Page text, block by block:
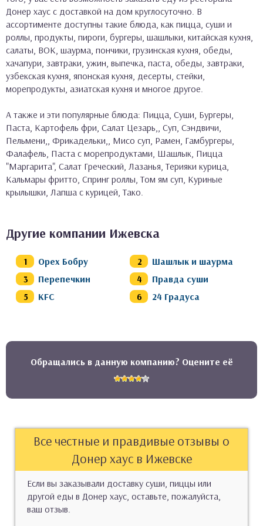
Донер хаус с доставкой на дом круглосуточно. В
ассортименте доступны такие блюда, как пицца, суши и
роллы, продукты, пироги, бургеры, шашлыки, китайская кухня,
салаты, ВОК, шаурма, пончики, грузинская кухня, обеды,
хачапури, завтраки, ужин, выпечка, паста, обеды, завтраки,
узбекская кухня, японская кухня, десерты, стейки,
морепродукты, азиатская кухня и многое другое.
А также и эти популярные блюда: Пицца, Суши, Бургеры,
Паста, Картофель фри, Салат Цезарь,, Суп, Сэндвичи,
Пельмени,, Фрикадельки,, Мисо суп, Рамен, Гамбургеры,
Фалафель, Паста с морепродуктами, Шашлык, Пицца
"Маргарита", Салат Греческий, Лазанья, Терияки курица,
Кальмары фритто, Спринг роллы, Том ям суп, Куриные
крылышки, Лапша с курицей, Тако.
Другие компании Ижевска
Орех Бобру
Шашлык и шаурма
Перепечкин
Правда суши
KFC
24 Градуса
Обращались в данную компанию? Оцените её
Все честные и правдивые отзывы о
Донер хаус в Ижевске
Если вы заказывали доставку суши, пиццы или
другой еды в Донер хаус, оставьте, пожалуйста,
ваш отзыв.